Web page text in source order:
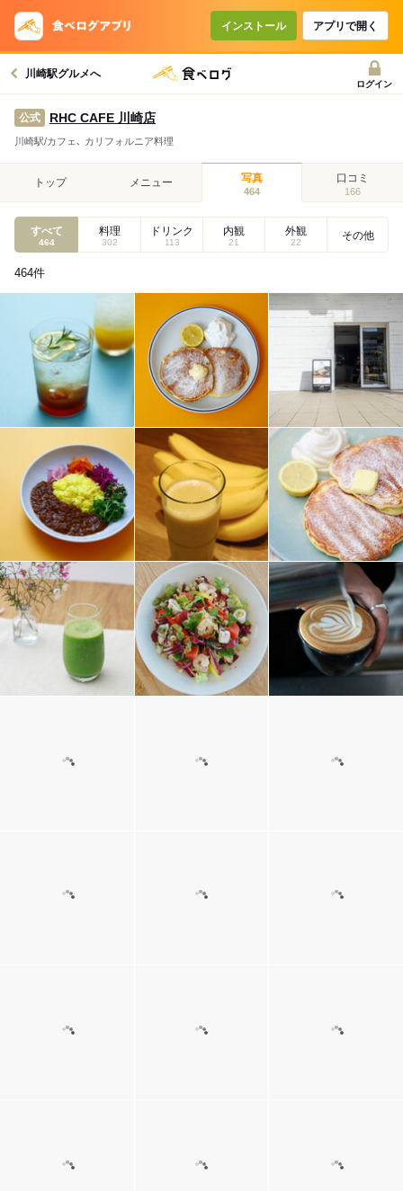
インストール アプリで開く
川崎駅グルメへ
ログイン
公式 RHC CAFE 川崎店
川崎駅/カフェ､ カリフォルニア料理
トップ メニュー 写真
464
口コミ
166
すべて
464
料理
302
ドリンク
113
内観
21
外観
22
その他
464件